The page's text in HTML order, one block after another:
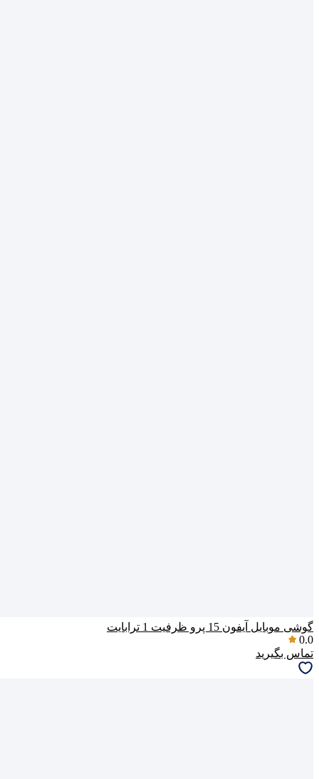
گوشی موبایل آیفون 15 پرو ظرفیت 1 ترابایت
0.0
تماس بگیرید